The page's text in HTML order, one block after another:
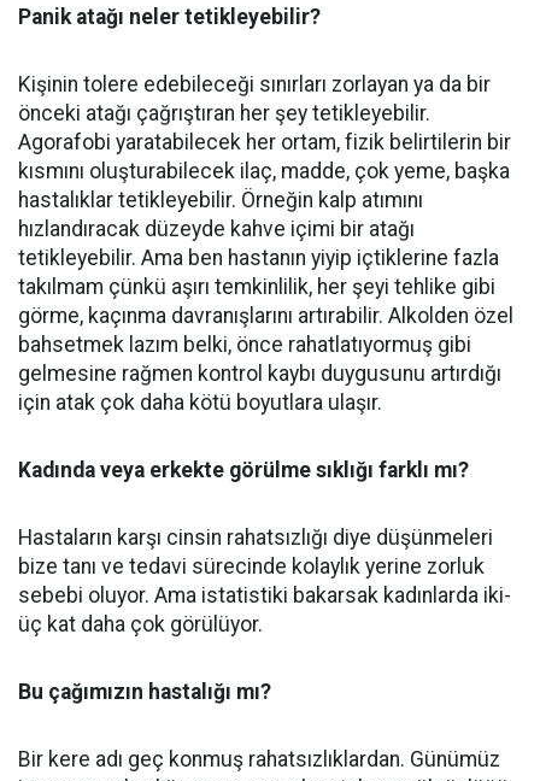
Panik atağı neler tetikleyebilir?
Kişinin tolere edebileceği sınırları zorlayan ya da bir
önceki atağı çağrıştıran her şey tetikleyebilir.
Agorafobi yaratabilecek her ortam, fizik belirtilerin bir
kısmını oluşturabilecek ilaç, madde, çok yeme, başka
hastalıklar tetikleyebilir. Örneğin kalp atımını
hızlandıracak düzeyde kahve içimi bir atağı
tetikleyebilir. Ama ben hastanın yiyip içtiklerine fazla
takılmam çünkü aşırı temkinlilik, her şeyi tehlike gibi
görme, kaçınma davranışlarını artırabilir. Alkolden özel
bahsetmek lazım belki, önce rahatlatıyormuş gibi
gelmesine rağmen kontrol kaybı duygusunu artırdığı
için atak çok daha kötü boyutlara ulaşır.
Kadında veya erkekte görülme sıklığı farklı mı?
Hastaların karşı cinsin rahatsızlığı diye düşünmeleri
bize tanı ve tedavi sürecinde kolaylık yerine zorluk
sebebi oluyor. Ama istatistiki bakarsak kadınlarda iki-
üç kat daha çok görülüyor.
Bu çağımızın hastalığı mı?
Bir kere adı geç konmuş rahatsızlıklardan. Günümüz